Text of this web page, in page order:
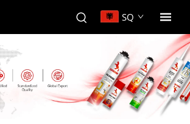
SQ